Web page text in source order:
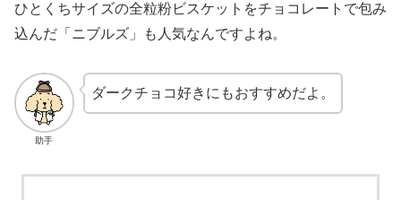
ひとくちサイズの全粒粉ビスケットをチョコレートで包み
込んだ「ニブルズ」も人気なんですよね。
助手
ダークチョコ好きにもおすすめだよ。